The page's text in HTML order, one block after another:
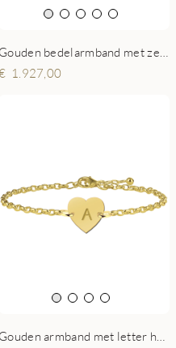
1.927,00